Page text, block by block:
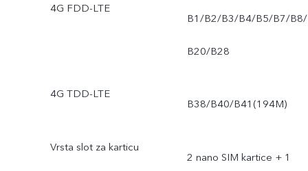
4G FDD-LTE
B1/B2/B3/B4/B5/B7/B8/
B20/B28
4G TDD-LTE
B38/B40/B41(194M)
Vrsta slot za karticu
2 nano SIM kartice + 1